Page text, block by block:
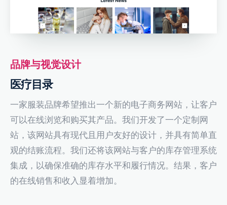
品牌与视觉设计
医疗目录
一家服装品牌希望推出一个新的电子商务网站，让客户
可以在线浏览和购买其产品。我们开发了一个定制网
站，该网站具有现代且用户友好的设计，并具有简单直
观的结账流程。我们还将该网站与客户的库存管理系统
集成，以确保准确的库存水平和履行情况。结果，客户
的在线销售和收入显着增加。